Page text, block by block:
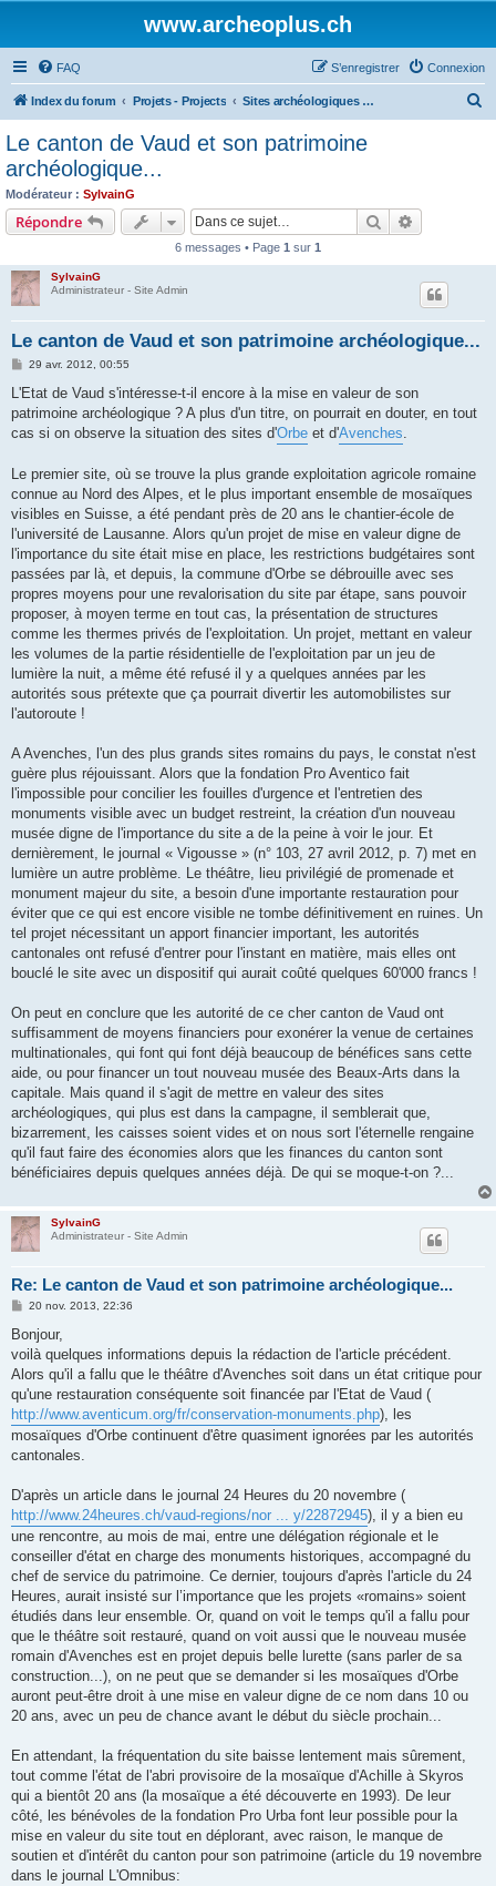
www.archeoplus.ch
FAQ Connexion
S’enregistrer
Index du forum Projets - Projects Sites archéologiques - Archaeological sites
Le canton de Vaud et son patrimoine
archéologique...
Modérateur : SylvainG
Répondre Rechercher
6 messages • Page 1 sur 1
SylvainG
Administrateur - Site Admin
Le canton de Vaud et son patrimoine archéologique...
M
s
a
g
29 avr. 2012, 00:55
L'Etat de Vaud s'intéresse-t-il encore à la mise en valeur de son
patrimoine archéologique ? A plus d'un titre, on pourrait en douter, en tout
cas si on observe la situation des sites d'Orbe et d'Avenches
Le premier site, où se trouve la plus grande exploitation agricole romaine
connue au Nord des Alpes, et le plus important ensemble de mosaïques
visibles en Suisse, a été pendant près de 20 ans le chantier-école de
l'université de Lausanne. Alors qu'un projet de mise en valeur digne de
l'importance du site était mise en place, les restrictions budgétaires sont
passées par là, et depuis, la commune d'Orbe se débrouille avec ses
propres moyens pour une revalorisation du site par étape, sans pouvoir
proposer, à moyen terme en tout cas, la présentation de structures
comme les thermes privés de l'exploitation. Un projet, mettant en valeur
les volumes de la partie résidentielle de l'exploitation par un jeu de
lumière la nuit, a même été refusé il y a quelques années par les
autorités sous prétexte que ça pourrait divertir les automobilistes sur
l'autoroute !
A Avenches, l'un des plus grands sites romains du pays, le constat n'est
guère plus réjouissant. Alors que la fondation Pro Aventico fait
l'impossible pour concilier les fouilles d'urgence et l'entretien des
monuments visible avec un budget restreint, la création d'un nouveau
musée digne de l'importance du site a de la peine à voir le jour. Et
dernièrement, le journal « Vigousse » (n° 103, 27 avril 2012, p. 7) met en
lumière un autre problème. Le théâtre, lieu privilégié de promenade et
monument majeur du site, a besoin d'une importante restauration pour
éviter que ce qui est encore visible ne tombe définitivement en ruines. Un
tel projet nécessitant un apport financier important, les autorités
cantonales ont refusé d'entrer pour l'instant en matière, mais elles ont
bouclé le site avec un dispositif qui aurait coûté quelques 60'000 francs !
On peut en conclure que les autorité de ce cher canton de Vaud ont
suffisamment de moyens financiers pour exonérer la venue de certaines
multinationales, qui font qui font déjà beaucoup de bénéfices sans cette
aide, ou pour financer un tout nouveau musée des Beaux-Arts dans la
capitale. Mais quand il s'agit de mettre en valeur des sites
archéologiques, qui plus est dans la campagne, il semblerait que,
bizarrement, les caisses soient vides et on nous sort l'éternelle rengaine
qu'il faut faire des économies alors que les finances du canton sont
bénéficiaires depuis quelques années déjà. De qui se moque-t-on ?...
SylvainG
Administrateur - Site Admin
Re: Le canton de Vaud et son patrimoine archéologique...
M
s
a
g
20 nov. 2013, 22:36
Bonjour,
voilà quelques informations depuis la rédaction de l'article précédent.
Alors qu'il a fallu que le théâtre d'Avenches soit dans un état critique pour
qu'une restauration conséquente soit financée par l'Etat de Vaud (
http://www.aventicum.org/fr/conservation-monuments.php), les
mosaïques d'Orbe continuent d'être quasiment ignorées par les autorités
cantonales.
D'après un article dans le journal 24 Heures du 20 novembre (
http://www.24heures.ch/vaud-regions/nor ... y/22872945), il y a bien eu
une rencontre, au mois de mai, entre une délégation régionale et le
conseiller d'état en charge des monuments historiques, accompagné du
chef de service du patrimoine. Ce dernier, toujours d'après l'article du 24
Heures, aurait insisté sur l’importance que les projets «romains» soient
étudiés dans leur ensemble. Or, quand on voit le temps qu'il a fallu pour
que le théâtre soit restauré, quand on voit aussi que le nouveau musée
romain d'Avenches est en projet depuis belle lurette (sans parler de sa
construction...), on ne peut que se demander si les mosaïques d'Orbe
auront peut-être droit à une mise en valeur digne de ce nom dans 10 ou
20 ans, avec un peu de chance avant le début du siècle prochain...
En attendant, la fréquentation du site baisse lentement mais sûrement,
tout comme l'état de l'abri provisoire de la mosaïque d'Achille à Skyros
qui a bientôt 20 ans (la mosaïque a été découverte en 1993). De leur
côté, les bénévoles de la fondation Pro Urba font leur possible pour la
mise en valeur du site tout en déplorant, avec raison, le manque de
soutien et d'intérêt du canton pour son patrimoine (article du 19 novembre
dans le journal L'Omnibus: